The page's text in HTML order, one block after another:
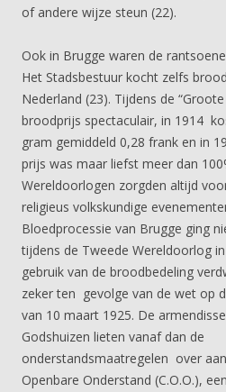
of andere wijze steun (22).
Ook in Brugge waren de
Het Stadsbestuur kocht zelfs
Nederland (23). Tijdens de
broodprijs spectaculair, in 1914
gram gemiddeld 0,28 frank en in
prijs was maar liefst meer dan
Wereldoorlogen zorgden altijd
religieus volkskundige
Bloedprocessie van Brugge ging
tijdens de Tweede Wereldoorlog
gebruik van de broodbedeling
zeker ten gevolge van de wet op
van 10 maart 1925. De
Godshuizen lieten vanaf dan de
onderstandsmaatregelen over
Openbare Onderstand (C.O.O.),